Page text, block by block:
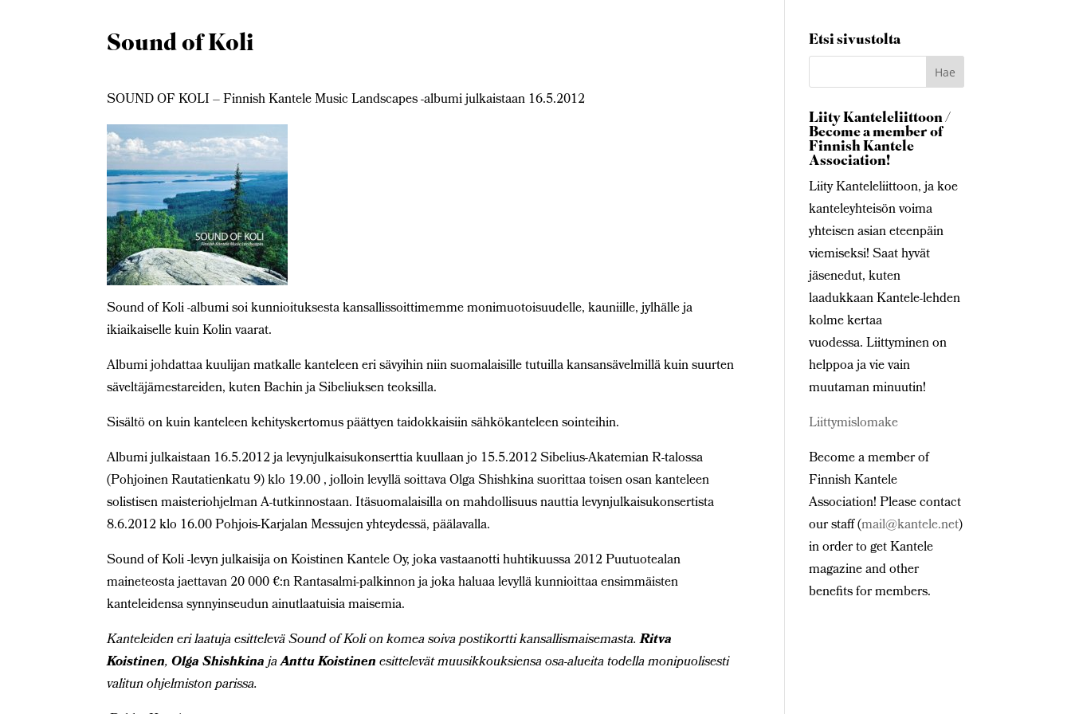
Sound of Koli
SOUND OF KOLI – Finnish Kantele Music Landscapes -albumi julkaistaan 16.5.2012
Sound of Koli -albumi soi kunnioituksesta kansallissoittimemme monimuotoisuudelle, kauniille, jylhälle ja
ikiaikaiselle kuin Kolin vaarat.
Albumi johdattaa kuulijan matkalle kanteleen eri sävyihin niin suomalaisille tutuilla kansansävelmillä kuin suurten
säveltäjämestareiden, kuten Bachin ja Sibeliuksen teoksilla.
Sisältö on kuin kanteleen kehityskertomus päättyen taidokkaisiin sähkökanteleen sointeihin.
Albumi julkaistaan 16.5.2012 ja levynjulkaisukonserttia kuullaan jo 15.5.2012 Sibelius-Akatemian R-talossa
(Pohjoinen Rautatienkatu 9) klo 19.00 , jolloin levyllä soittava Olga Shishkina suorittaa toisen osan kanteleen
solistisen maisteriohjelman A-tutkinnostaan. Itäsuomalaisilla on mahdollisuus nauttia levynjulkaisukonsertista
8.6.2012 klo 16.00 Pohjois-Karjalan Messujen yhteydessä, päälavalla.
Sound of Koli -levyn julkaisija on Koistinen Kantele Oy, joka vastaanotti huhtikuussa 2012 Puutuotealan
maineteosta jaettavan 20 000 €:n Rantasalmi-palkinnon ja joka haluaa levyllä kunnioittaa ensimmäisten
kanteleidensa synnyinseudun ainutlaatuisia maisemia.
Kanteleiden eri laatuja esittelevä Sound of Koli on komea soiva postikortti kansallismaisemasta.Ritva
Koistinen,Olga ShishkinajaAnttu Koistinenesittelevät muusikkouksiensa osa-alueita todella monipuolisesti
valitun ohjelmiston parissa.
Etsi sivustolta
Liity Kanteleliittoon /
Become a member of
Finnish Kantele
Association!
Liity Kanteleliittoon, ja koe
kanteleyhteisön voima
yhteisen asian eteenpäin
viemiseksi! Saat hyvät
jäsenedut, kuten
laadukkaan Kantele-lehden
kolme kertaa
vuodessa. Liittyminen on
helppoa ja vie vain
muutaman minuutin!
Liittymislomake
Become a member of
Finnish Kantele
Association! Please contact
our staff (mail@kantele.net)
in order to get Kantele
magazine and other
benefits for members.